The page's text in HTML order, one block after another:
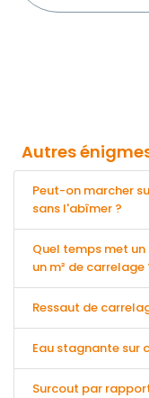
Autres
Peut-on marcher
sans l'abîmer ?
Quel temps met
un m² de carrelage
Ressaut de
Eau stagnante sur
Surcout par